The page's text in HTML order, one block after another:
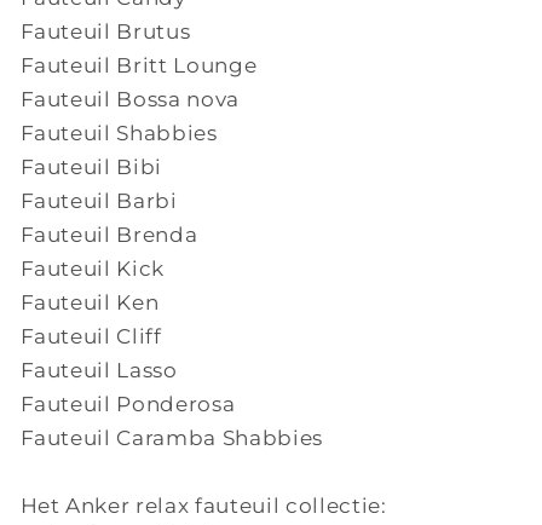
Fauteuil Brutus
Fauteuil Britt Lounge
Fauteuil Bossa nova
Fauteuil Shabbies
Fauteuil Bibi
Fauteuil Barbi
Fauteuil Brenda
Fauteuil Kick
Fauteuil Ken
Fauteuil Cliff
Fauteuil Lasso
Fauteuil Ponderosa
Fauteuil Caramba Shabbies
Het Anker relax fauteuil collectie: